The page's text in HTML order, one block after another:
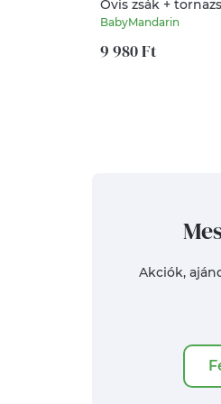
Ovis zsák +
szett névvel és
(kék +
téglás), ajándék
szeretetküldővel
BabyMandarin
9 980 Ft
Akciók,